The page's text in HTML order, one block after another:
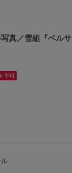
真／雪組『ベル